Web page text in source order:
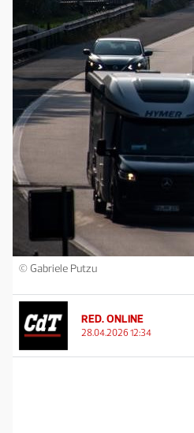
© Gabriele Putzu
RED. ONLINE
28.04.2026 12:34